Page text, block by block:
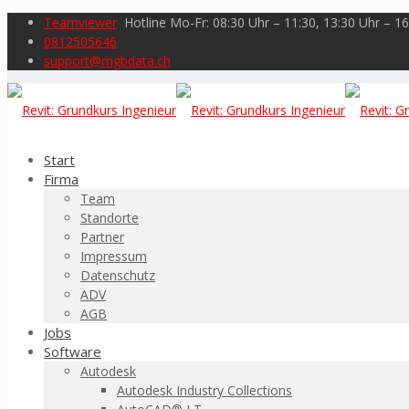
Teamviewer Hotline Mo-Fr: 08:30 Uhr – 11:30, 13:30 Uhr –
0812505646
support@mgbdata.ch
Start
Firma
Team
Standorte
Partner
Impressum
Datenschutz
ADV
AGB
Jobs
Software
Autodesk
Autodesk Industry Collections